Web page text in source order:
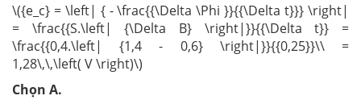
\({e_c} = \left| { - \frac{{\Delta \Phi }}{{\Delta t}}} \right|
= \frac{{S.\left| {\Delta B} \right|}}{{\Delta t}} =
\frac{{0,4.\left| {1,4 - 0,6} \right|}}{{0,25}}\\ =
1,28\,\,\left( V \right)\)
Chọn A.